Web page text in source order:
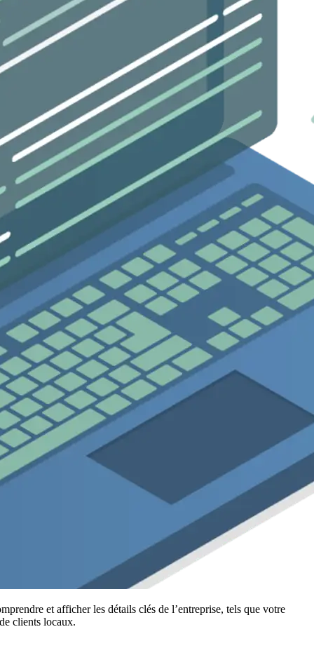
et afficher les détails clés de l’entreprise, tels que votre
clients locaux.